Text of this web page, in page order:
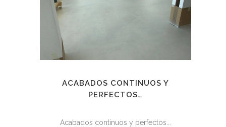
ACABADOS CONTINUOS Y
PERFECTOS…
Acabados continuos y perfectos...